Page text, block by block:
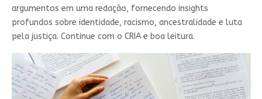
argumentos em uma redação, fornecendo insights
profundos sobre identidade, racismo, ancestralidade e luta
pela justiça. Continue com o CRIA e boa leitura.